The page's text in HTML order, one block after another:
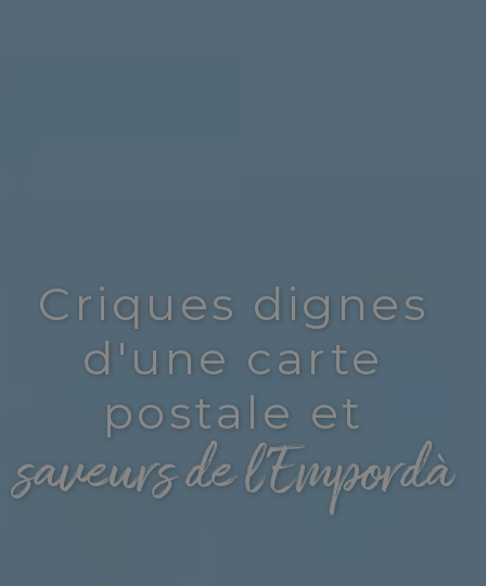
Criques dignes
d'une carte
postale et
saveurs de l'Empordà